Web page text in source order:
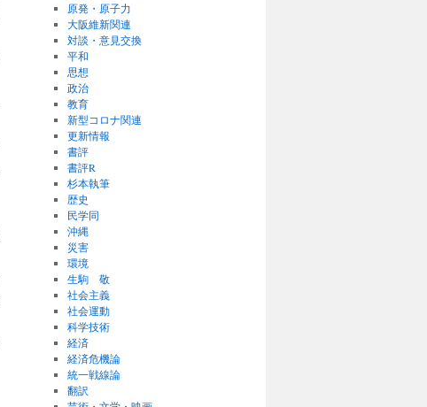
原発・原子力
大阪維新関連
対談・意見交換
平和
思想
政治
教育
新型コロナ関連
更新情報
書評
書評R
杉本執筆
歴史
民学同
沖縄
災害
環境
生駒 敬
社会主義
社会運動
科学技術
経済
経済危機論
統一戦線論
翻訳